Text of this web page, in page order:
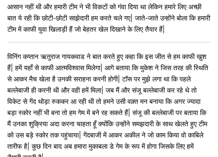
आसान नहीं थी और हमारी टीम ने भी विकटों को गंवा दिया था लेकिन हमारे लिए अच्छी
बात ये रही कि छोटी-छोटी साझेदारी हम करते चले गए| जाते-जाते उन्होंने बोला कि हमारी
टीम में काफी युवा खिलाड़ी हैं जो बेहतर खेल दिखाने के लिए तैयार हैं|
विनिंग कप्तान ऋतुराज गायकवाड ने बात करते हुए कहा कि इस जीत से हम काफी खुश
हैं| हमें यहाँ से काफी आत्मविश्वास मिलेगा| आगे बताया कि मुकेश ने जिस तरह की स्थिति
से आकर मैच खेला है उनकी सराहना करनी होगी| टॉस पर मुझे लगा था कि पहले
बल्लेबाजी ही करनी थी और वही हमें मिला| जब मैं और संजू बल्लेबाजी कर रहे थे तो
विकेट से गेंद थोड़ा रुककर आ रही थी तो हमने उसी वक़्त मन बनाया कि अगर ज्यादा
बड़ा स्कोर नहीं भी बना तो हम गेम में बने रह सकते हैं| संजू की बल्लेबाजी पर बताया कि
मैं उनका शुक्रिया अदा करना चाहता हूँ क्योंकि उन्होंने समझदारी के साथ खेलते हुए टीम
को उस बड़े स्कोर तक पहुंचाया| गेंदबाजी में आकर अकील ने जो काम किया वो काबिले
तारीफ है| कुछ दिन बाद अब हमारा मुकाबला डे गेम के रूप में होगा जिसके लिए हमें